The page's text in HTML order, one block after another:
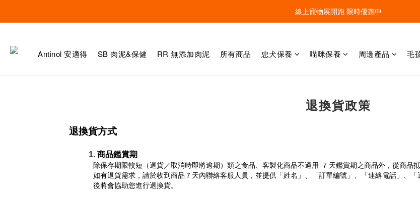
線上寵物展開跑 限時優惠中
線上寵物展開跑 限時優惠中
線上寵物展開跑 限時優惠中
Antinol 安適得 SB 肉泥&保健 RR 無添加肉泥 所有商品 忠犬保養 喵咪保養 周邊產品 毛
退換貨政策
退換貨方式
商品鑑賞期
除保存期限較短（退貨／取消時即將逾期）類之食品、客製化商品不適用  7 天鑑賞期之商品外，從商品
如有退貨需求，請於收到商品７天內聯絡客服人員，並提供「姓名」、「訂單編號」、「連絡電話」、
後將會協助您進行退換貨。